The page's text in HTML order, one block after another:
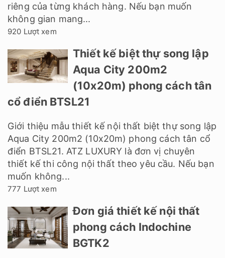
riêng của từng khách hàng. Nếu bạn muốn
không gian mang...
920 Lượt xem
Thiết kế biệt thự song lập
Aqua City 200m2
(10x20m) phong cách tân
cổ điển BTSL21
Giới thiệu mẫu thiết kế nội thất biệt thự song lập
Aqua City 200m2 (10x20m) phong cách tân cổ
điển BTSL21. ATZ LUXURY là đơn vị chuyên
thiết kế thi công nội thất theo yêu cầu. Nếu bạn
muốn không...
777 Lượt xem
Đơn giá thiết kế nội thất
phong cách Indochine
BGTK2